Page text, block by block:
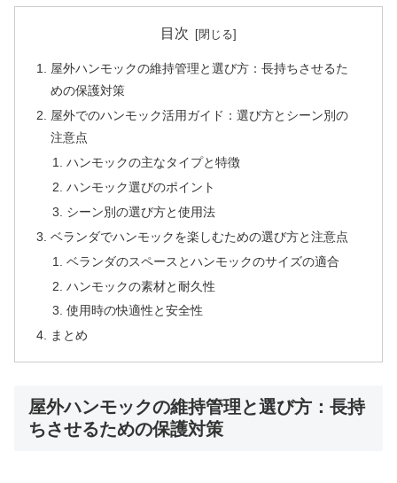
目次
屋外ハンモックの維持管理と選び方：長持ちさせるた
めの保護対策
屋外でのハンモック活用ガイド：選び方とシーン別の
注意点
ハンモックの主なタイプと特徴
ハンモック選びのポイント
シーン別の選び方と使用法
ベランダでハンモックを楽しむための選び方と注意点
ベランダのスペースとハンモックのサイズの適合
ハンモックの素材と耐久性
使用時の快適性と安全性
まとめ
屋外ハンモックの維持管理と選び方：長持
ちさせるための保護対策